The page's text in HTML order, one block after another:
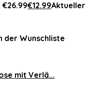
€12.99Aktueller
der Wunschliste